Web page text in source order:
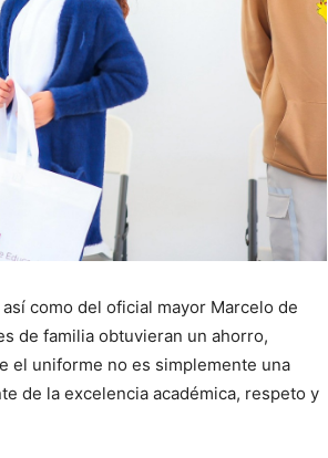
como del oficial mayor Marcelo de
de familia obtuvieran un ahorro,
el uniforme no es simplemente una
de la excelencia académica, respeto y